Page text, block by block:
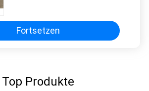
Fortsetzen
Top Produkte